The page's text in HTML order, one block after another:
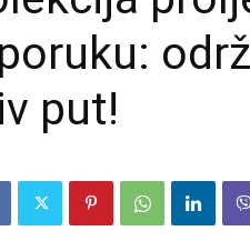
put!